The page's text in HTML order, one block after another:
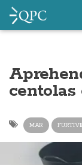
centolas
MAR